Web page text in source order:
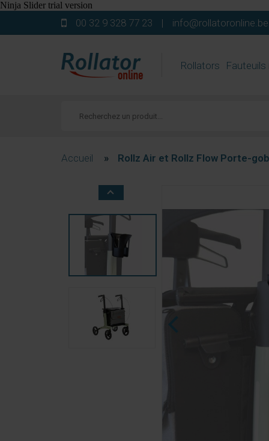
00 32 9 328 77 23 | info@rollatoronline.be
Rollators
Accueil » Rollz Air et Rollz Flow Porte-